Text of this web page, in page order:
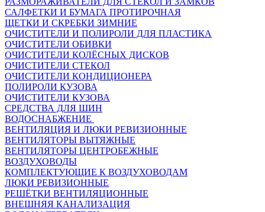
САЛФЕТКИ И БУМАГА ПРОТИРОЧНАЯ
ЩЕТКИ И СКРЕБКИ ЗИМНИЕ
ОЧИСТИТЕЛИ И ПОЛИРОЛИ ДЛЯ ПЛАСТИКА
ОЧИСТИТЕЛИ ОБИВКИ
ОЧИСТИТЕЛИ КОЛЁСНЫХ ДИСКОВ
ОЧИСТИТЕЛИ СТЕКОЛ
ОЧИСТИТЕЛИ КОНДИЦИОНЕРА
ПОЛИРОЛИ КУЗОВА
ОЧИСТИТЕЛИ КУЗОВА
СРЕДСТВА ДЛЯ ШИН
ВОДОСНАБЖЕНИЕ
ВЕНТИЛЯЦИЯ И ЛЮКИ РЕВИЗИОННЫЕ
ВЕНТИЛЯТОРЫ ВЫТЯЖНЫЕ
ВЕНТИЛЯТОРЫ ЦЕНТРОБЕЖНЫЕ
ВОЗДУХОВОДЫ
КОМПЛЕКТУЮЩИЕ К ВОЗДУХОВОДАМ
ЛЮКИ РЕВИЗИОННЫЕ
РЕШЁТКИ ВЕНТИЛЯЦИОННЫЕ
ВНЕШНЯЯ КАНАЛИЗАЦИЯ